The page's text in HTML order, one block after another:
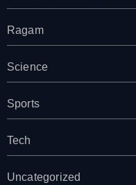
Ragam
Science
Sports
Tech
Uncategorized